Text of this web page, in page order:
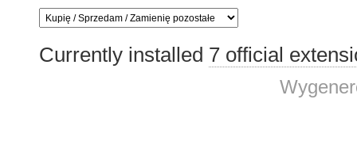
Currently installed 7 official